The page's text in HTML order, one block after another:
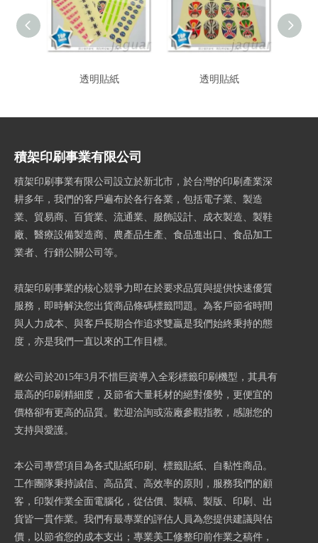
透明貼紙 透明貼紙
積架印刷事業有限公司
積架印刷事業有限公司設立於新北市，於台灣的印刷產業深
耕多年，我們的客戶遍布於各行各業，包括電子業、製造
業、貿易商、百貨業、流通業、服飾設計、成衣製造、製鞋
廠、醫療設備製造商、農產品生產、食品進出口、食品加工
業者、行銷公關公司等。
積架印刷事業的核心競爭力即在於要求品質與提供快速優質
服務，即時解決您出貨商品條碼標籤問題。為客戶節省時間
與人力成本、與客戶長期合作追求雙贏是我們始終秉持的態
度，亦是我們一直以來的工作目標。
敝公司於2015年3月不惜巨資導入全彩標籤印刷機型，其具有
最高的印刷精細度，及節省大量耗材的絕對優勢，更便宜的
價格卻有更高的品質。歡迎洽詢或蒞廠參觀指教，感謝您的
支持與愛護。
本公司專營項目為各式貼紙印刷、標籤貼紙、自黏性商品。
工作團隊秉持誠信、高品質、高效率的原則，服務我們的顧
客，印製作業全面電腦化，從估價、製稿、製版、印刷、出
貨皆一貫作業。我們有最專業的評估人員為您提供建議與估
價，以節省您的成本支出；專業美工修整印前作業之稿件，